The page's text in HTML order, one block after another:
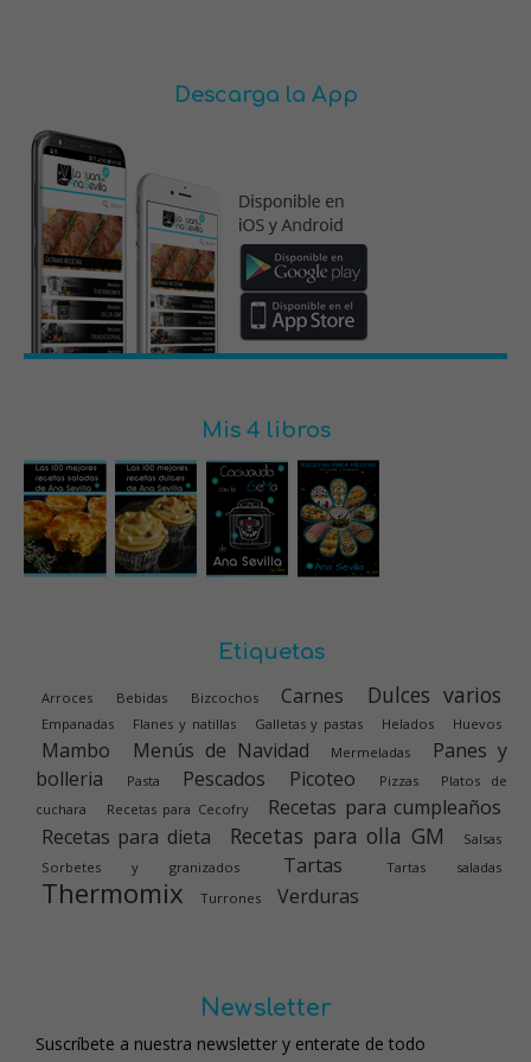
Descarga la App
Mis 4 libros
Etiquetas
Arroces Bebidas Bizcochos Carnes Dulces varios
Empanadas Flanes y natillas Galletas y pastas Helados Huevos
Mambo Menús de Navidad Mermeladas
Panes y
bolleria
Pasta Pescados Picoteo Pizzas
Platos de
cuchara
Recetas para Cecofry
Recetas para cumpleaños
Recetas para dieta
Recetas para olla GM
Salsas
Sorbetes y granizados
Tartas Tartas saladas
Thermomix Turrones Verduras
Newsletter
Suscríbete a nuestra newsletter y enterate de todo